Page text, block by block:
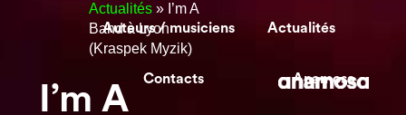
Auteurs / musiciens Actualités
Contacts Anamosa
Actualités» I’m A
Band à Lyon
(Kraspek Myzik)
I’m A